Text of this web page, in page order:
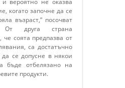
и вероятно не оказва
когато започне да се
възраст,” посочват
От друга страна
че соята предпазва от
са достатъчно
се допусне в някои
бъде отбелязано на
продукти.